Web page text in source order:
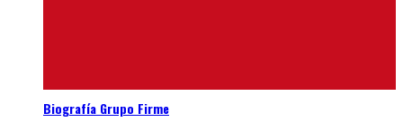
Biografía Grupo Firme